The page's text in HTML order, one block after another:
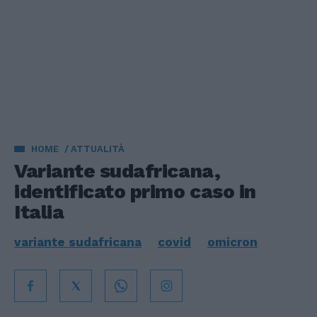
HOME ATTUALITÀ
Variante sudafricana,
identificato primo caso in
Italia
variante sudafricana covid omicron